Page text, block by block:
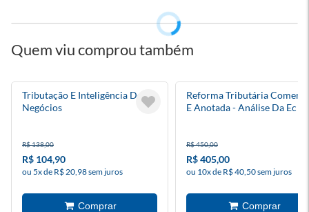
Quem viu comprou também
Tributação E Inteligência De
Negócios
R$ 138,00
R$ 104,90
ou 5x de R$ 20,98 sem juros
Reforma Tributária
E Anotada - Análise Da Ec
R$ 450,00
R$ 405,00
ou 10x de R$ 40,50 sem juros